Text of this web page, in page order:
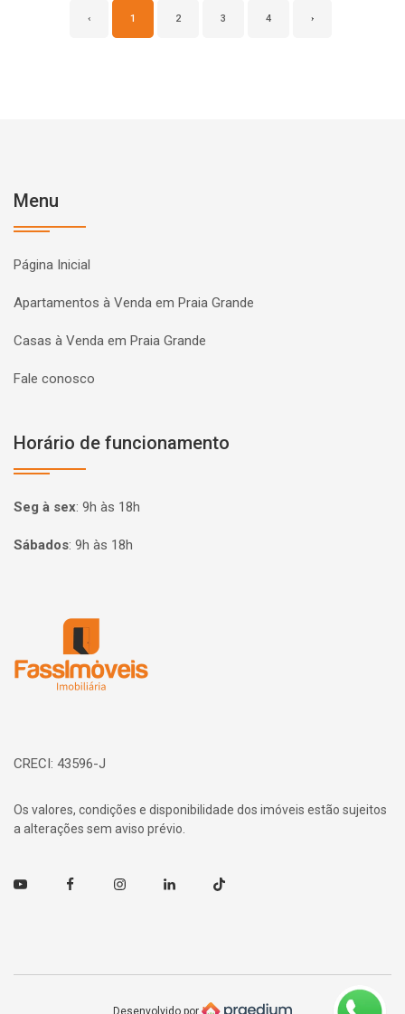
‹ 1 2 3 4 ›
Menu
Página Inicial
Apartamentos à Venda em Praia Grande
Casas à Venda em Praia Grande
Fale conosco
Horário de funcionamento
Seg à sex: 9h às 18h
Sábados: 9h às 18h
CRECI: 43596-J
Os valores, condições e disponibilidade dos imóveis estão sujeitos
a alterações sem aviso prévio.
Youtube FacebookInstagramLinkedin TikTok
Desenvolvido por